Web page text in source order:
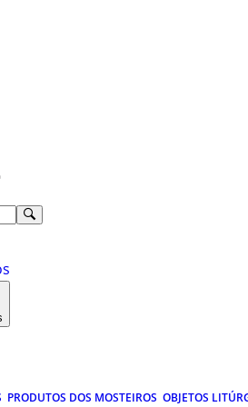
PRODUTOS DOS MOSTEIROS OBJETOS